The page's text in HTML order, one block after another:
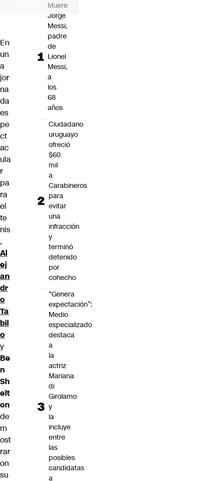
En
un
a
jor
na
da
es
pe
ct
ac
ula
r
pa
ra
el
te
nis
,
Al
ej
an
dr
o
Ta
bil
o
y
Be
n
Sh
elt
on
de
m
ost
rar
on
su
Muere
Jorge
Messi,
padre
de
Lionel
Messi,
a
los
68
años
Ciudadano
uruguayo
ofreció
$60
mil
a
Carabineros
para
evitar
una
infracción
y
terminó
detenido
por
cohecho
“Genera
expectación”:
Medio
especializado
destaca
a
la
actriz
Mariana
di
Girolamo
y
la
incluye
entre
las
posibles
candidatas
a